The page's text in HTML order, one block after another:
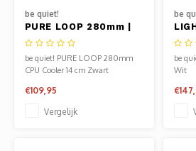
be quiet!
PURE LOOP 280mm |
All-in-One CPU
Waterkoeler
be quiet! PURE LOOP 280mm
CPU Cooler 14 cm Zwart
€109,95
Vergelijk
be
All-
be
Wit